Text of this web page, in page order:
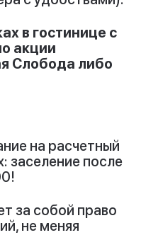
в гостинице с
акции
Слобода либо
на расчетный
заселение после
за собой право
не меняя